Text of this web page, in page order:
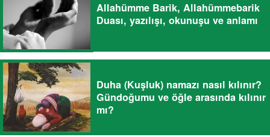
Allahümme Barik, Allahümmebarik
Duası, yazılışı, okunuşu ve anlamı
Duha (Kuşluk) namazı nasıl kılınır?
Gündoğumu ve öğle arasında kılınır
mı?